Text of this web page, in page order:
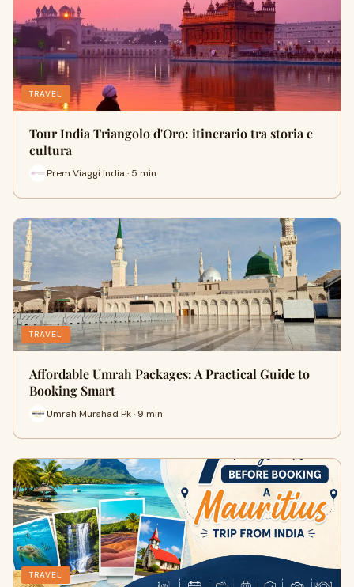
TRAVEL
Tour India Triangolo d'Oro: itinerario tra storia e
cultura
Prem Viaggi India · 5 min
TRAVEL
Affordable Umrah Packages: A Practical Guide to
Booking Smart
Umrah Murshad Pk · 9 min
TRAVEL